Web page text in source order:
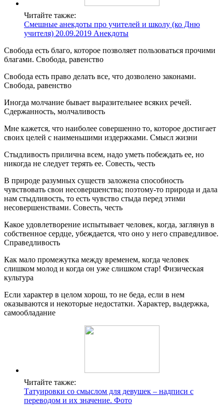
Читайте также:
Смешные анекдоты про учителей и школу (ко Дню
учителя) 20.09.2019 Анекдоты
Свобода есть благо, которое позволяет пользоваться прочими
благами. Свобода, равенство
Свобода есть право делать все, что дозволено законами.
Свобода, равенство
Иногда молчание бывает выразительнее всяких речей.
Сдержанность, молчаливость
Мне кажется, что наиболее совершенно то, которое достигает
своих целей с наименьшими издержками. Смысл жизни
Стыдливость прилична всем, надо уметь побеждать ее, но
никогда не следует терять ее. Совесть, честь
В природе разумных существ заложена способность
чувствовать свои несовершенства; поэтому-то природа и дала
нам стыдливость, то есть чувство стыда перед этими
несовершенствами. Совесть, честь
Какое удовлетворение испытывает человек, когда, заглянув в
собственное сердце, убеждается, что оно у него справедливое.
Справедливость
Как мало промежутка между временем, когда человек
слишком молод и когда он уже слишком стар! Физическая
культура
Если характер в целом хорош, то не беда, если в нем
оказываются и некоторые недостатки. Характер, выдержка,
самообладание
Читайте также:
Татуировки со смыслом для девушек – надписи с
переводом и их значение. Фото